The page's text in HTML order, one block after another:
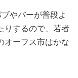
やバーが普段よ
りするので、若者
オーフス市はかな